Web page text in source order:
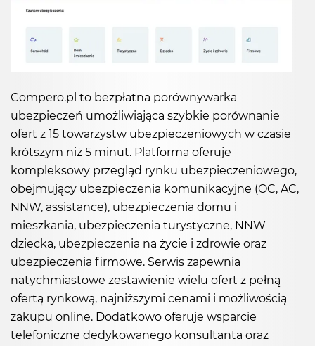
Compero.pl to bezpłatna porównywarka
ubezpieczeń umożliwiająca szybkie porównanie
ofert z 15 towarzystw ubezpieczeniowych w czasie
krótszym niż 5 minut. Platforma oferuje
kompleksowy przegląd rynku ubezpieczeniowego,
obejmujący ubezpieczenia komunikacyjne (OC, AC,
NNW, assistance), ubezpieczenia domu i
mieszkania, ubezpieczenia turystyczne, NNW
dziecka, ubezpieczenia na życie i zdrowie oraz
ubezpieczenia firmowe. Serwis zapewnia
natychmiastowe zestawienie wielu ofert z pełną
ofertą rynkową, najniższymi cenami i możliwością
zakupu online. Dodatkowo oferuje wsparcie
telefoniczne dedykowanego konsultanta oraz